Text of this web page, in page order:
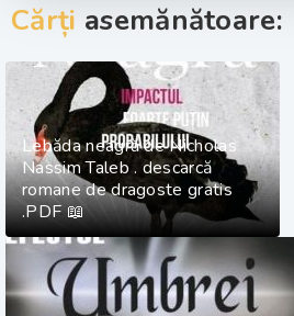
Cărți asemănătoare:
Lebăda neagră de Nicholas
Nassim Taleb . descarcă
romane de dragoste gratis
.PDF 📖